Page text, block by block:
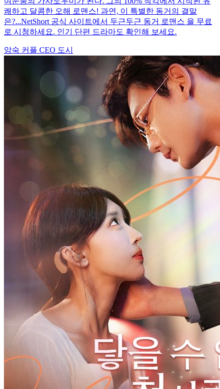
쾌하고 달콤한 오해 로맨스! 과연, 이 특별한 동거의 결말
은?...NetShort 공식 사이트에서 두근두근 동거 로맨스 을 무료
로 시청하세요. 인기 단편 드라마도 확인해 보세요.
앙숙 커플 CEO 도시